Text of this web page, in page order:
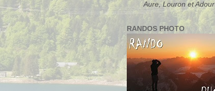
Aure, Louron et Adour
RANDOS PHOTO